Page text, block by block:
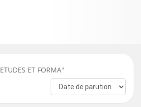
ETUDES ET FORMA"